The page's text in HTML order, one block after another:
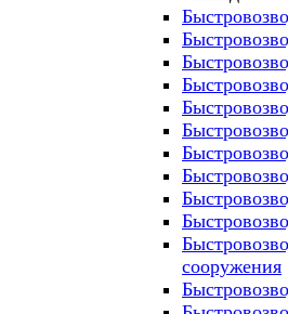
сооружения